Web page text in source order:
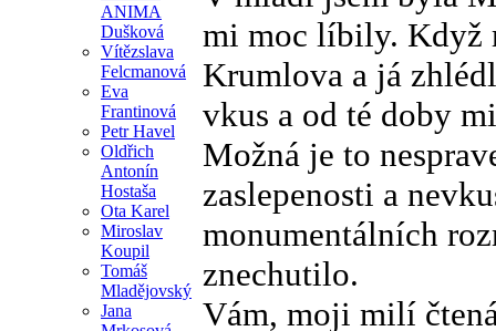
ANIMA
Dušková
Vítězslava
Felcmanová
Eva
Frantinová
Petr Havel
Oldřich
Antonín
Hostaša
Ota Karel
Miroslav
Koupil
Tomáš
Mladějovský
Jana
mi moc líbily. Když
Krumlova a já
vkus a od té doby
Možná je to
zaslepenosti a
monumentálních
znechutilo.
Vám, moji milí